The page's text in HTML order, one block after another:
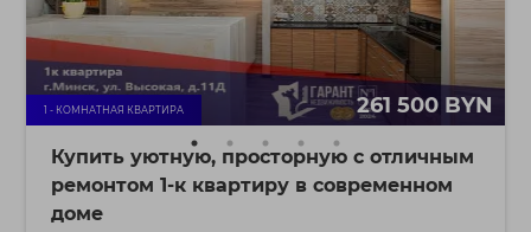
1 - КОМНАТНАЯ КВАРТИРА 261 500 BYN
Купить уютную, просторную с отличным
ремонтом 1-к квартиру в современном
доме